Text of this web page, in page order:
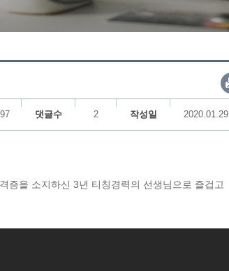
댓글수 2 작성일 2020.01.29
증을 소지하신 3년 티칭경력의 선생님으로 즐겁고